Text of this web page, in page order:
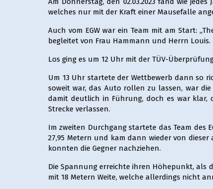
welches nur mit der Kraft einer Mausefalle
Auch vom EGW war ein Team mit am Start:
begleitet von Frau Hammann und Herrn Louis.
Los ging es um 12 Uhr mit der TÜV-
Um 13 Uhr startete der Wettbewerb dann so
soweit war, das Auto rollen zu lassen, war
damit deutlich in Führung, doch es war klar,
Strecke verlassen.
Im zweiten Durchgang startete das Team des
27,95 Metern und kam dann wieder von
konnten die Gegner nachziehen.
Die Spannung erreichte ihren Höhepunkt, als
mit 18 Metern Weite, welche allerdings nicht